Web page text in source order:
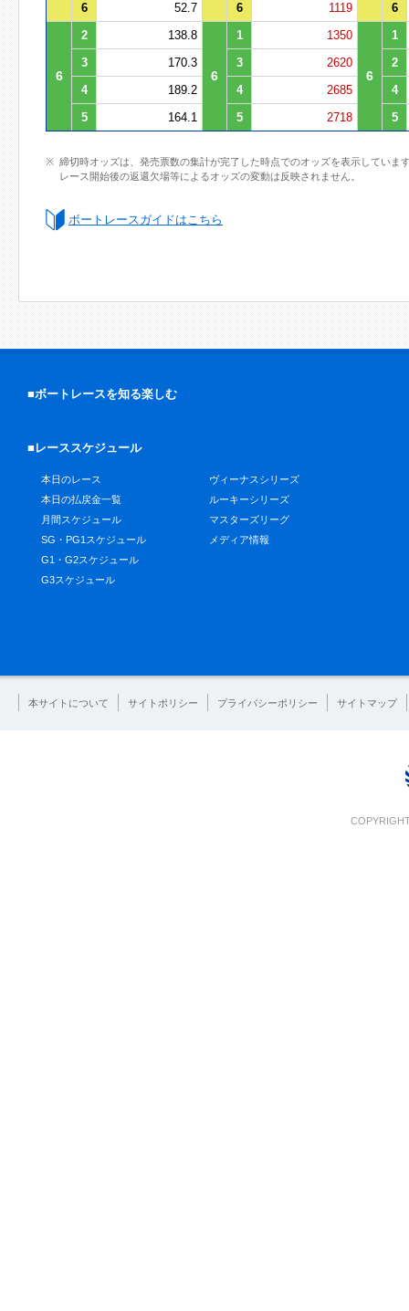
6
52.7 6 1119 6
6
2 138.8
6
1 1350
6
1
3
170.3 3 2620
2
4
189.2 4 2685
4
5
164.1 5 2718 5
締切時オッズは、発売票数の集計が完了した時点でのオッズを表示していま
レース開始後の返還欠場等によるオッズの変動は反映されません。
ボートレースガイドはこちら
■ボートレースを知る楽しむ
■レーススケジュール
本日のレース
本日の払戻金一覧
月間スケジュール
SG・PG1スケジュール
G1・G2スケジュール
G3スケジュール
ヴィーナスシリーズ
ルーキーシリーズ
マスターズリーグ
メディア情報
本サイトについて サイトポリシー プライバシーポリシー サイトマップ